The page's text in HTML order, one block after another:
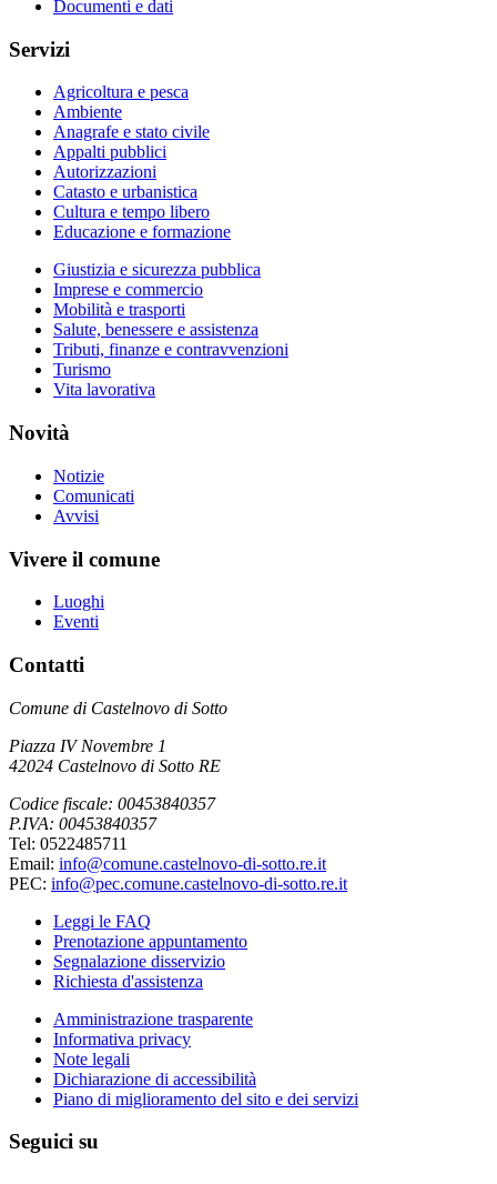
Documenti e dati
Servizi
Agricoltura e pesca
Ambiente
Anagrafe e stato civile
Appalti pubblici
Autorizzazioni
Catasto e urbanistica
Cultura e tempo libero
Educazione e formazione
Giustizia e sicurezza pubblica
Imprese e commercio
Mobilità e trasporti
Salute, benessere e assistenza
Tributi, finanze e contravvenzioni
Turismo
Vita lavorativa
Novità
Notizie
Comunicati
Avvisi
Vivere il comune
Luoghi
Eventi
Contatti
Comune di Castelnovo di Sotto
Piazza IV Novembre 1
42024 Castelnovo di Sotto RE
Codice fiscale: 00453840357
P.IVA: 00453840357
Tel: 0522485711
Email: info@comune.castelnovo-di-sotto.re.it
PEC: info@pec.comune.castelnovo-di-sotto.re.it
Leggi le FAQ
Prenotazione appuntamento
Segnalazione disservizio
Richiesta d'assistenza
Amministrazione trasparente
Informativa privacy
Note legali
Dichiarazione di accessibilità
Piano di miglioramento del sito e dei servizi
Seguici su